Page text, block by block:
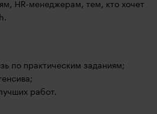
HR-менеджерам, тем, кто хочет
по практическим заданиям;
работ.